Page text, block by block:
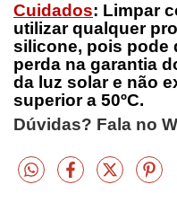
Cuidados: Limpar
utilizar qualquer
silicone, pois pode
perda na garantia
da luz solar e não
superior a 50ºC.
Dúvidas? Fala no